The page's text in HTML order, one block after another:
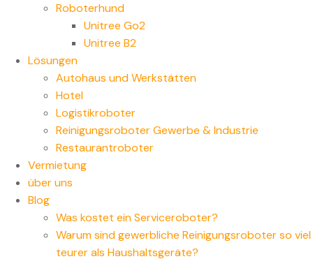
Roboterhund
Unitree Go2
Unitree B2
Lösungen
Autohaus und Werkstätten
Hotel
Logistikroboter
Reinigungsroboter Gewerbe & Industrie
Restaurantroboter
Vermietung
über uns
Blog
Was kostet ein Serviceroboter?
Warum sind gewerbliche Reinigungsroboter so viel
teurer als Haushaltsgeräte?